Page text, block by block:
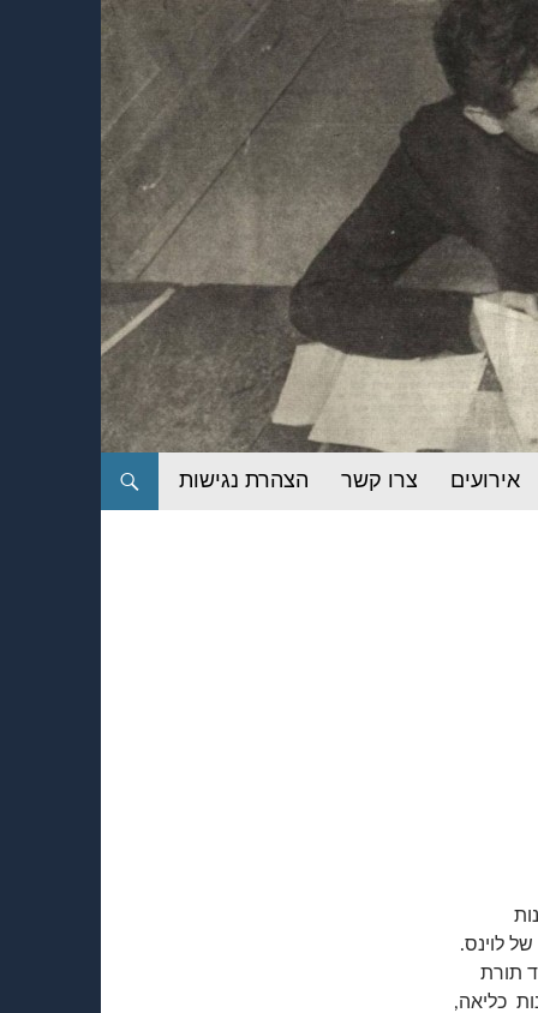
אירועים צרו קשר הצהרת נגישות
לוינס.
תורת
כליאה,